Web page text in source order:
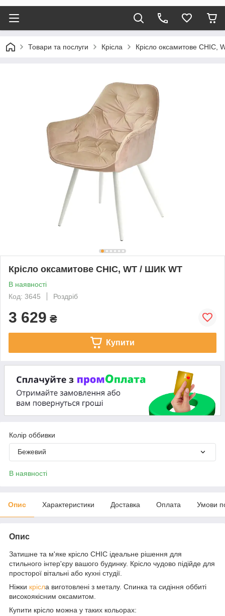
Товари та послуги Крісла Крісло оксамитове CHIC,
Крісло оксамитове CHIC, WT / ШИК WT
В наявності
Код: 3645
Роздріб
3 629 ₴
Купити
Колір оббивки
Бежевий
В наявності
Опис Характеристики Доставка Оплата Умови
Опис
Затишне та м'яке крісло CHIC ідеальне рішення для
стильного інтер'єру вашого будинку. Крісло чудово підійде для
просторої вітальні або кухні студії.
Ніжки крісла виготовлені з металу. Спинка та сидіння оббиті
високоякісним оксамитом.
Купити крісло можна у таких кольорах: